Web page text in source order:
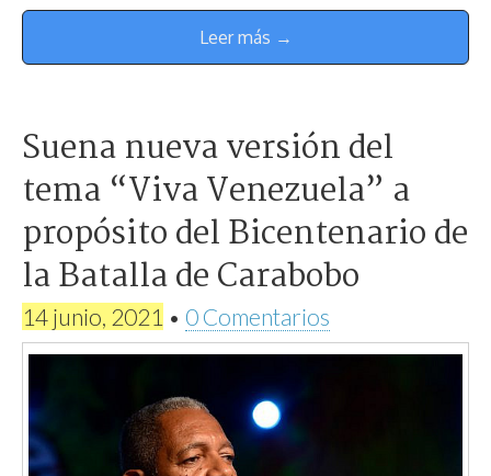
Leer más →
Suena nueva versión del
tema “Viva Venezuela” a
propósito del Bicentenario de
la Batalla de Carabobo
14 junio, 2021 • 0 Comentarios